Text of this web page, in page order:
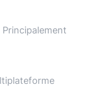
Principalement